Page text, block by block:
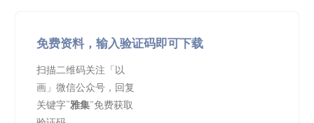
免费资料，输入验证码即可下载
扫描二维码关注「以
画」微信公众号，回复
关键字“雅集”免费获取